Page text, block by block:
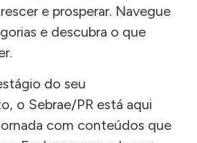
e prosperar. Navegue
e descubra o que
do seu
o Sebrae/PR está aqui
com conteúdos que